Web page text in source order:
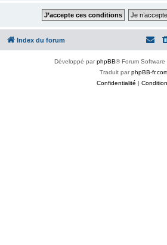
Index du forum
Développé parphpBB® Forum
Traduit parphpBB-
Confidentialité |